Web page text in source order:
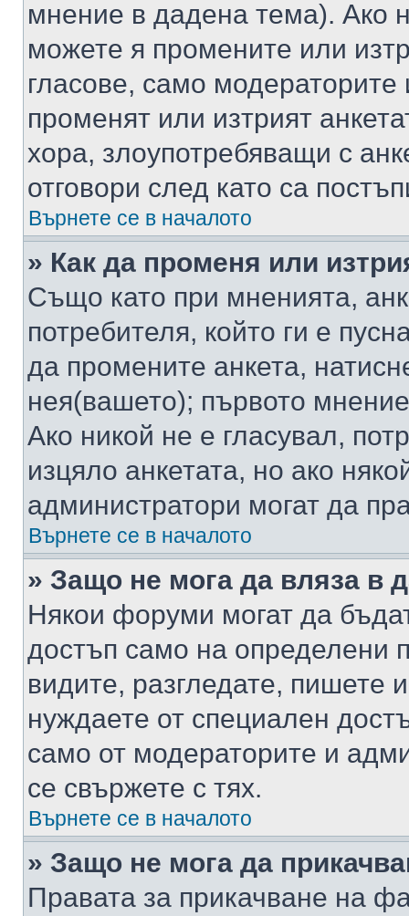
мнение в дадена тема). Ако
можете я промените или
гласове, само
променят или изтрият
хора, злоупотребяващи с
отговори след като са
Върнете се в началото
» Как да променя или
Също като при мненията,
потребителя, който ги е
да промените анкета,
нея(вашето); първото
Ако никой не е гласувал,
изцяло анкетата, но ако
администратори могат да
Върнете се в началото
» Защо не мога да вляза в
Някои форуми могат да
достъп само на определени
видите, разгледате, пишете
нуждаете от специален
само от модераторите и
се свържете с тях.
Върнете се в началото
» Защо не мога да
Правата за прикачване на